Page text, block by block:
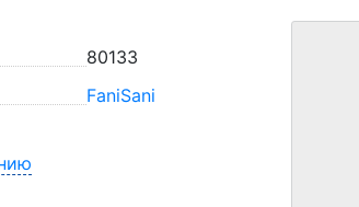
80133
FaniSani